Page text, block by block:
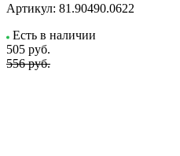
Артикул: 81.90490.0622
Есть в наличии
505 руб.
556 руб.